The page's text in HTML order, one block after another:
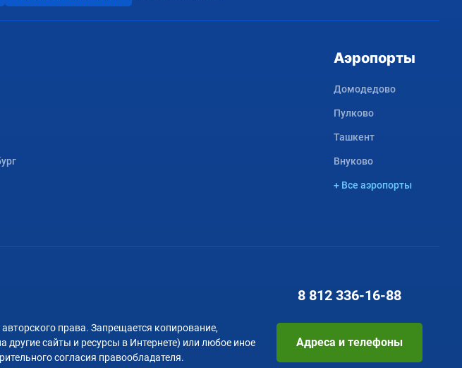
Аэропорты
Домодедово
Пулково
Ташкент
Внуково
+ Все аэропорты
права. Запрещается копирование,
другие сайты и ресурсы в Интернете) или любое иное
согласия правообладателя.
8 812 336-16-88
Адреса и телефоны